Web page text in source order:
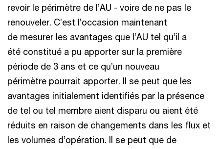
revoir le périmètre de l’AU - voire de ne pas le
renouveler. C’est l’occasion maintenant
de mesurer les avantages que l’AU tel qu’il a
été constitué a pu apporter sur la première
période de 3 ans et ce qu’un nouveau
périmètre pourrait apporter. Il se peut que les
avantages initialement identifiés par la présence
de tel ou tel membre aient disparu ou aient été
réduits en raison de changements dans les flux et
les volumes d’opération. Il se peut que de